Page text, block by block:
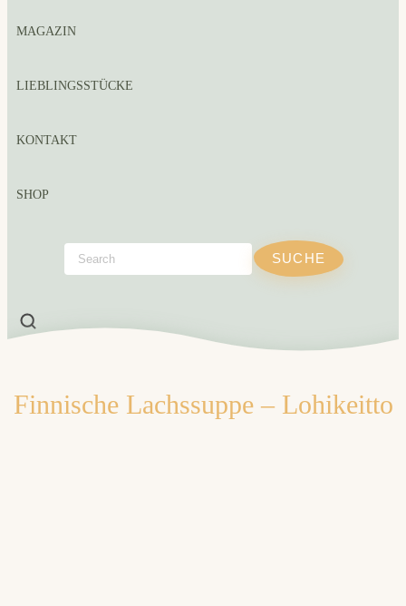
MAGAZIN
LIEBLINGSSTÜCKE
KONTAKT
SHOP
Finnische Lachssuppe – Lohikeitto